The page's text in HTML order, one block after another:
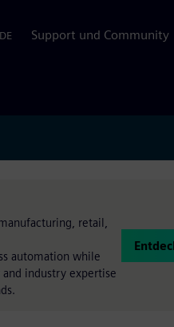
DE Support und Community
retail,
automation while
and industry expertise